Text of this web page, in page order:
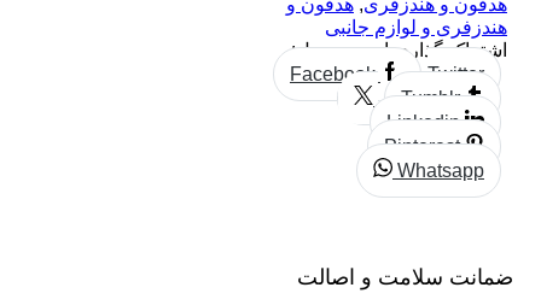
هندزفری و لوازم جانبی
اشتراک گذاری این محصول:
Facebook
Twitter
Tumblr
Linkedin
Pinterest
Whatsapp
ضمانت سلامت و اصالت